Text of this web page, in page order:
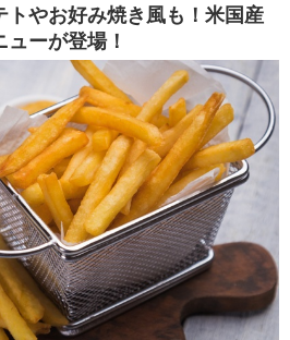
トやお好み焼き風も！米国産
ーが登場！